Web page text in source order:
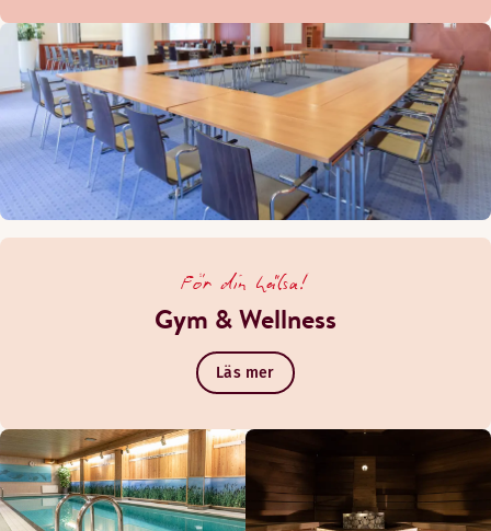
För din hälsa!
Gym & Wellness
Läs mer